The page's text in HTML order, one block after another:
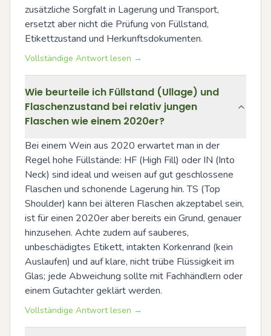
zusätzliche Sorgfalt in Lagerung und Transport,
ersetzt aber nicht die Prüfung von Füllstand,
Etikettzustand und Herkunftsdokumenten.
Vollständige Antwort lesen →
Wie beurteile ich Füllstand (Ullage) und
Flaschenzustand bei relativ jungen
Flaschen wie einem 2020er?
Bei einem Wein aus 2020 erwartet man in der
Regel hohe Füllstände: HF (High Fill) oder IN (Into
Neck) sind ideal und weisen auf gut geschlossene
Flaschen und schonende Lagerung hin. TS (Top
Shoulder) kann bei älteren Flaschen akzeptabel sein,
ist für einen 2020er aber bereits ein Grund, genauer
hinzusehen. Achte zudem auf sauberes,
unbeschädigtes Etikett, intakten Korkenrand (kein
Auslaufen) und auf klare, nicht trübe Flüssigkeit im
Glas; jede Abweichung sollte mit Fachhändlern oder
einem Gutachter geklärt werden.
Vollständige Antwort lesen →